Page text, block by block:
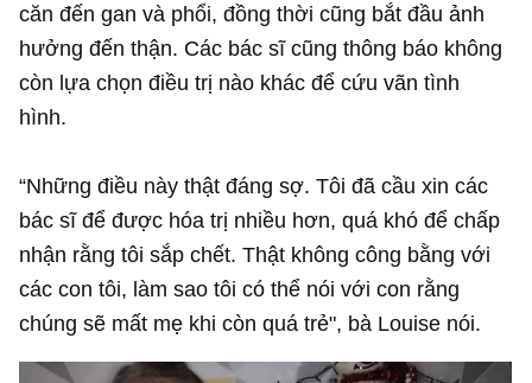
căn đến gan và phổi, đồng thời cũng bắt đầu ảnh
hưởng đến thận. Các bác sĩ cũng thông báo không
còn lựa chọn điều trị nào khác để cứu vãn tình
hình.
“Những điều này thật đáng sợ. Tôi đã cầu xin các
bác sĩ để được hóa trị nhiều hơn, quá khó để chấp
nhận rằng tôi sắp chết. Thật không công bằng với
các con tôi, làm sao tôi có thể nói với con rằng
chúng sẽ mất mẹ khi còn quá trẻ", bà Louise nói.